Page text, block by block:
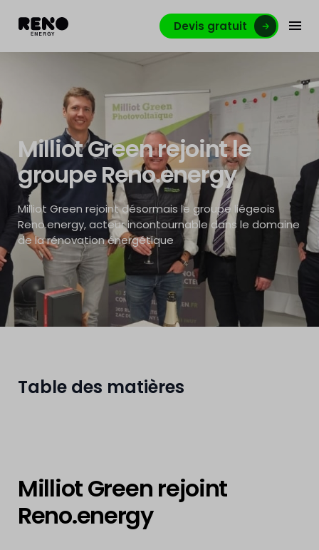
Devis gratuit
Milliot Green rejoint le
groupe Reno.energy
Milliot Green rejoint désormais le groupe liégeois
Reno.energy, acteur incontournable dans le domaine
de la rénovation énergétique
Table des matières
Milliot Green rejoint
Reno.energy